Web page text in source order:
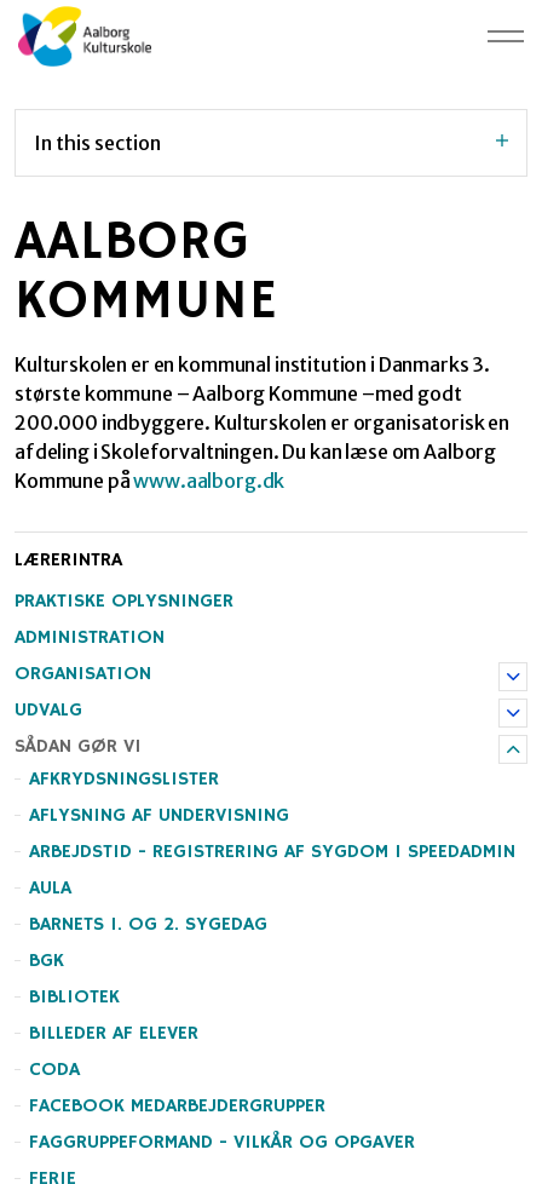
In this section
AALBORG
KOMMUNE
Kulturskolen er en kommunal institution i Danmarks 3.
største kommune – Aalborg Kommune –med godt
200.000 indbyggere. Kulturskolen er organisatorisk en
afdeling i Skoleforvaltningen. Du kan læse om Aalborg
Kommune påwww.aalborg.dk
LÆRERINTRA
PRAKTISKE OPLYSNINGER
ADMINISTRATION
ORGANISATION
UDVALG
SÅDAN GØR VI
AFKRYDSNINGSLISTER
AFLYSNING AF UNDERVISNING
ARBEJDSTID - REGISTRERING AF SYGDOM I SPEEDADMIN
AULA
BARNETS 1. OG 2. SYGEDAG
BGK
BIBLIOTEK
BILLEDER AF ELEVER
CODA
FACEBOOK MEDARBEJDERGRUPPER
FAGGRUPPEFORMAND - VILKÅR OG OPGAVER
FERIE